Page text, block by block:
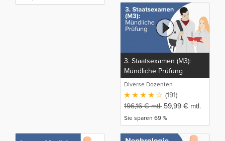
3. Staatsexamen (M3):
Mündliche Prüfung
Diverse Dozenten
(191)
196,16€mtl. 59,99 € mtl.
Sie sparen 69 %